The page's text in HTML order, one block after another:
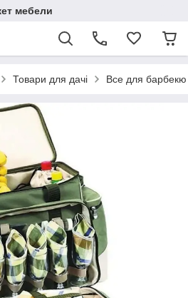
мебели
Товари для дачі Все для барбекю